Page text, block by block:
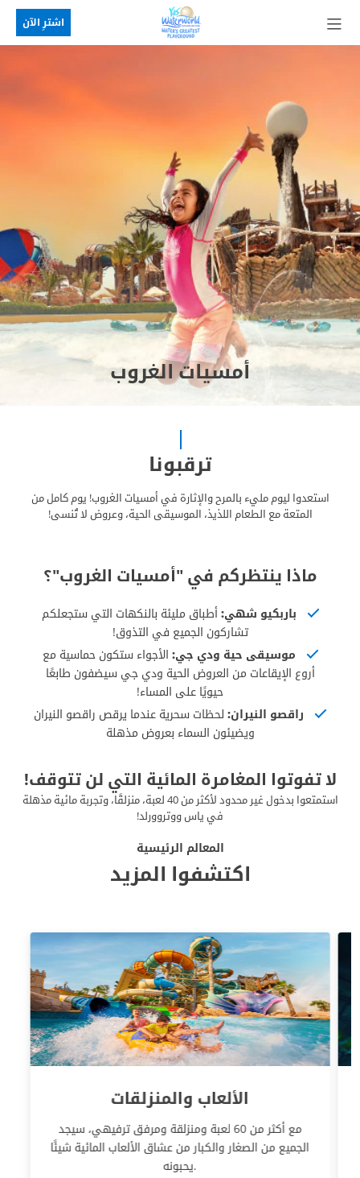
اشترِ الآن
أمسيات الغروب
ترقبونا
استعدوا ليوم مليء بالمرح والإثارة في أمسيات الغروب! يوم كامل من
المتعة مع الطعام اللذيذ، الموسيقى الحية، وعروض لا تُنسى!
ماذا ينتظركم في "أمسيات الغروب"؟
باربكيو شهي:أطباق مليئة بالنكهات التي ستجعلكم
تشاركون الجميع في التذوق!
موسيقى حية ودي جي:الأجواء ستكون حماسية مع
أروع الإيقاعات من العروض الحية ودي جي سيضفون طابعًا
حيويًا على المساء!
راقصو النيران:لحظات سحرية عندما يرقص راقصو النيران
ويضيئون السماء بعروض مذهلة
لا تفوتوا المغامرة المائية التي لن تتوقف!
استمتعوا بدخول غير محدود لأكثر من 40 لعبة، منزلقًا، وتجربة مائية مذهلة
في ياس ووتروورلد!
المعالم الرئيسية
اكتشفوا المزيد
الألعاب والمنزلقات
مع أكثر من 60 لعبة ومنزلقة ومرفق ترفيهي، سيجد
الجميع من الصغار والكبار من عشاق الألعاب المائية شيئًا
يحبونه.